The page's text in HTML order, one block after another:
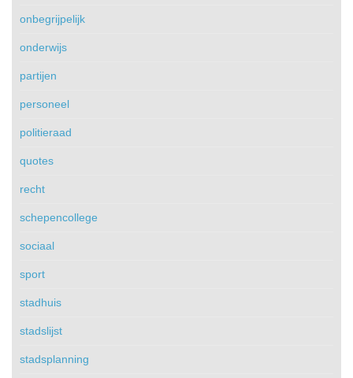
onbegrijpelijk
onderwijs
partijen
personeel
politieraad
quotes
recht
schepencollege
sociaal
sport
stadhuis
stadslijst
stadsplanning